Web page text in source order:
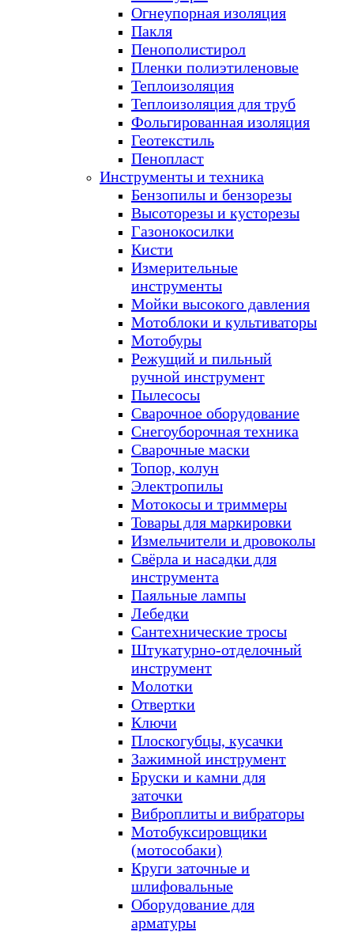
Огнеупорная изоляция
Пакля
Пенополистирол
Пленки полиэтиленовые
Теплоизоляция
Теплоизоляция для труб
Фольгированная изоляция
Геотекстиль
Пенопласт
Инструменты и техника
Бензопилы и бензорезы
Высоторезы и кусторезы
Газонокосилки
Кисти
Измерительные
инструменты
Мойки высокого давления
Мотоблоки и культиваторы
Мотобуры
Режущий и пильный
ручной инструмент
Пылесосы
Сварочное оборудование
Снегоуборочная техника
Сварочные маски
Топор, колун
Электропилы
Мотокосы и триммеры
Товары для маркировки
Измельчители и дровоколы
Свёрла и насадки для
инструмента
Паяльные лампы
Лебедки
Сантехнические тросы
Штукатурно-отделочный
инструмент
Молотки
Отвертки
Ключи
Плоскогубцы, кусачки
Зажимной инструмент
Бруски и камни для
заточки
Виброплиты и вибраторы
Мотобуксировщики
(мотособаки)
Круги заточные и
шлифовальные
Оборудование для
арматуры